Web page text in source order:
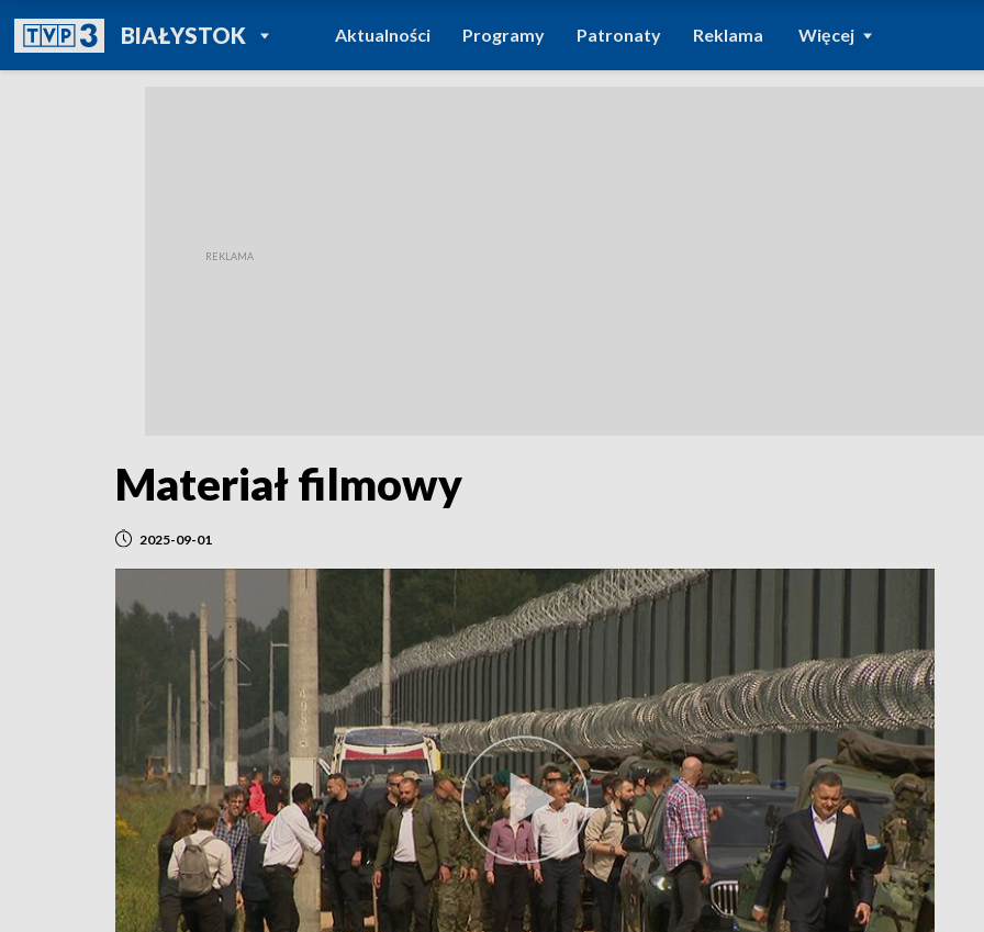
BIAŁYSTOKPOWRÓT DO
TVP REGIONY
Aktualności Programy Patronaty Reklama Więcej
Materiał filmowy
2025-09-01